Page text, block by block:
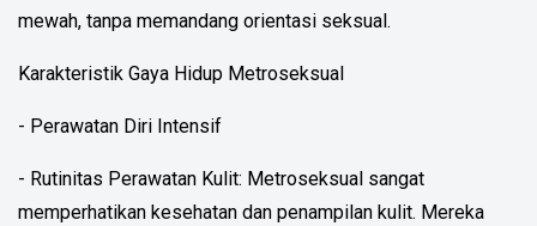
mewah, tanpa memandang orientasi seksual.
Karakteristik Gaya Hidup Metroseksual
- Perawatan Diri Intensif
- Rutinitas Perawatan Kulit: Metroseksual sangat
memperhatikan kesehatan dan penampilan kulit. Mereka